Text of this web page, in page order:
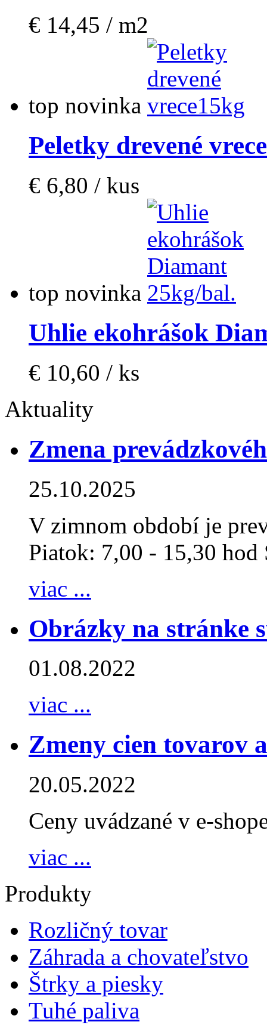
€ 14,45 / m2
top novinka
Peletky drevené
€ 6,80 / kus
top novinka
Uhlie ekohrášok
€ 10,60 / ks
Aktuality
Zmena
25.10.2025
V zimnom období je
Piatok: 7,00 - 15,30
viac ...
Obrázky na stránke
01.08.2022
viac ...
Zmeny cien tovarov
20.05.2022
Ceny uvádzané v e-
viac ...
Produkty
Rozličný tovar
Záhrada a chovateľstvo
Štrky a piesky
Tuhé paliva